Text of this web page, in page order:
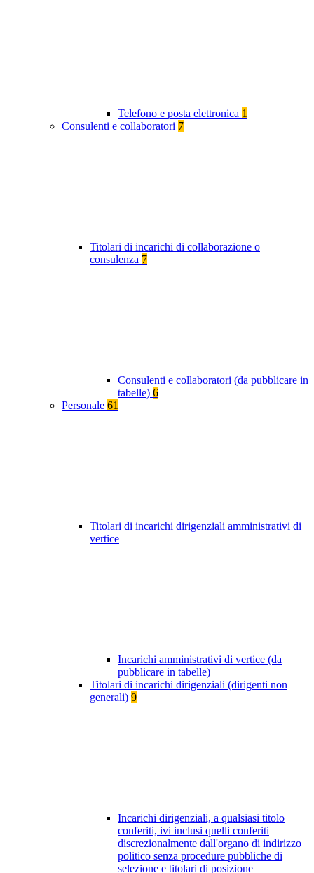
Telefono e posta elettronica 1
Consulenti e collaboratori 7
Titolari di incarichi di collaborazione o
consulenza 7
Consulenti e collaboratori (da pubblicare in
tabelle) 6
Personale 61
Titolari di incarichi dirigenziali amministrativi di
vertice
Incarichi amministrativi di vertice (da
pubblicare in tabelle)
Titolari di incarichi dirigenziali (dirigenti non
generali) 9
Incarichi dirigenziali, a qualsiasi titolo
conferiti, ivi inclusi quelli conferiti
discrezionalmente dall'organo di indirizzo
politico senza procedure pubbliche di
selezione e titolari di posizione